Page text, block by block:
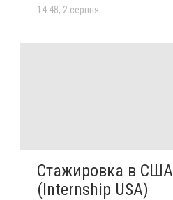
14:48, 2 серпня
Стажировка в США
(Internship USA)